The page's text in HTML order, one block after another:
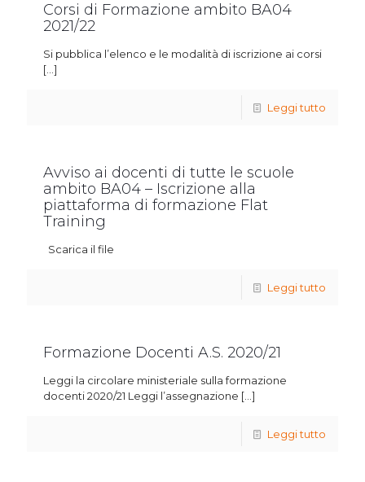
Corsi di Formazione ambito BA04
2021/22
Si pubblica l’elenco e le modalità di iscrizione ai corsi
[…]
Leggi tutto
Avviso ai docenti di tutte le scuole
ambito BA04 – Iscrizione alla
piattaforma di formazione Flat
Training
Scarica il file
Leggi tutto
Formazione Docenti A.S. 2020/21
Leggi la circolare ministeriale sulla formazione
docenti 2020/21 Leggi l’assegnazione […]
Leggi tutto